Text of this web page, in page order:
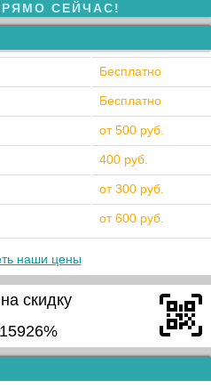
СЕЙЧАС!
Бесплатно
Бесплатно
от 500 руб.
400 руб.
от 300 руб.
от 600 руб.
наши цены
скидку